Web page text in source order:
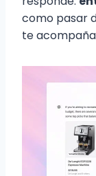
como pasar
te